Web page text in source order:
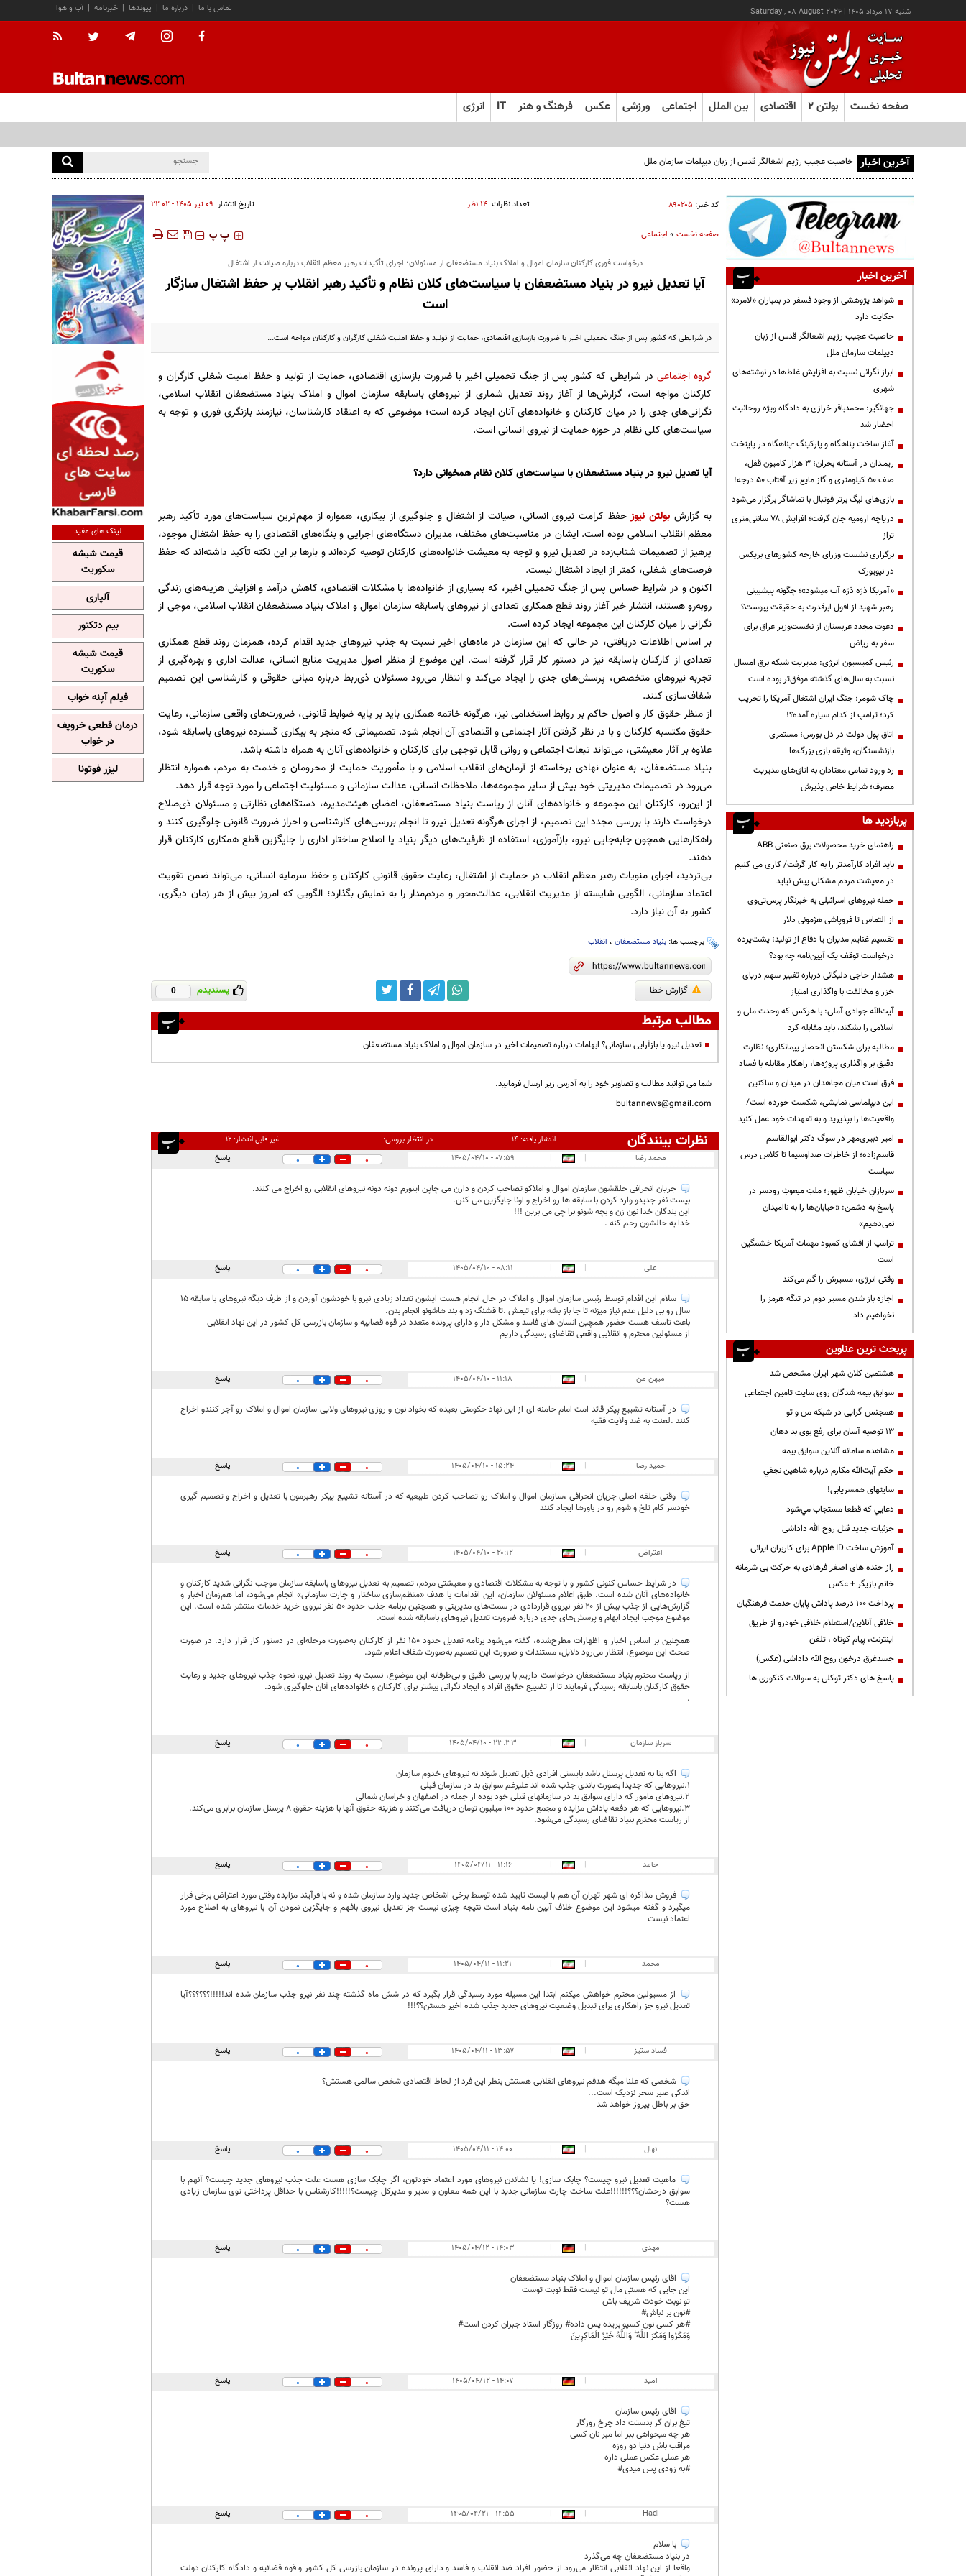
شنبه ۱۷ مرداد ۱۴۰۵ |
Saturday , 08 August 2026 آب و هوا | خبرنامه | پیوندها | درباره ما | تماس با ما
صفحه نخست بولتن ۲ اقتصادی بین الملل اجتماعی ورزشی عکس فرهنگ و هنر IT انرژی
آخرین اخبار خاصیت عجیب رژیم اشغالگر قدس از زبان دیپلمات سازمان ملل
کد خبر: ۸۹۰۲۰۵ تعداد نظرات: ۱۴ نظر تاریخ انتشار: ۰۹ تير ۱۴۰۵ - ۲۲:۰۲
صفحه نخست» اجتماعی ‍‍‍ پ پ
درخواست فوری کارکنان سازمان اموال و املاک بنیاد مستضعفان از مسئولان؛ اجرای تأکیدات رهبر معظم انقلاب درباره صیانت از اشتغال
آیا تعدیل نیرو در بنیاد مستضعفان با سیاست‌های کلان نظام و تأکید رهبر انقلاب بر حفظ اشتغال سازگار
است
در شرایطی که کشور پس از جنگ تحمیلی اخیر با ضرورت بازسازی اقتصادی، حمایت از تولید و حفظ امنیت شغلی کارگران و کارکنان مواجه است...
گروه اجتماعیدر شرایطی که کشور پس از جنگ تحمیلی اخیر با ضرورت بازسازی اقتصادی، حمایت از تولید و حفظ امنیت شغلی کارگران و
کارکنان مواجه است، گزارش‌ها از آغاز روند تعدیل شماری از نیروهای باسابقه سازمان اموال و املاک بنیاد مستضعفان انقلاب اسلامی،
نگرانی‌های جدی را در میان کارکنان و خانواده‌های آنان ایجاد کرده است؛ موضوعی که به اعتقاد کارشناسان، نیازمند بازنگری فوری و توجه به
سیاست‌های کلی نظام در حوزه حمایت از نیروی انسانی است.
آیا تعدیل نیرو در بنیاد مستضعفان با سیاست‌های کلان نظام همخوانی دارد؟
به گزارش بولتن نیوزحفظ کرامت نیروی انسانی، صیانت از اشتغال و جلوگیری از بیکاری، همواره از مهم‌ترین سیاست‌های مورد تأکید رهبر
معظم انقلاب اسلامی بوده است. ایشان در مناسبت‌های مختلف، مدیران دستگاه‌های اجرایی و بنگاه‌های اقتصادی را به حفظ اشتغال موجود،
پرهیز از تصمیمات شتاب‌زده در تعدیل نیرو و توجه به معیشت خانواده‌های کارکنان توصیه کرده‌اند و بارها بر این نکته تأکید داشته‌اند که حفظ
فرصت‌های شغلی، کمتر از ایجاد اشتغال نیست.
اکنون و در شرایط حساس پس از جنگ تحمیلی اخیر، که بسیاری از خانواده‌ها با مشکلات اقتصادی، کاهش درآمد و افزایش هزینه‌های زندگی
روبه‌رو هستند، انتشار خبر آغاز روند قطع همکاری تعدادی از نیروهای باسابقه سازمان اموال و املاک بنیاد مستضعفان انقلاب اسلامی، موجی از
نگرانی را میان کارکنان این مجموعه ایجاد کرده است.
بر اساس اطلاعات دریافتی، در حالی که این سازمان در ماه‌های اخیر نسبت به جذب نیروهای جدید اقدام کرده، همزمان روند قطع همکاری
تعدادی از کارکنان باسابقه نیز در دستور کار قرار گرفته است. این موضوع از منظر اصول مدیریت منابع انسانی، عدالت اداری و بهره‌گیری از
تجربه نیروهای متخصص، پرسش‌های جدی را ایجاد می‌کند و انتظار می‌رود مسئولان ذی‌ربط درباره مبانی حقوقی و کارشناسی این تصمیم
شفاف‌سازی کنند.
از منظر حقوق کار و اصول حاکم بر روابط استخدامی نیز، هرگونه خاتمه همکاری باید بر پایه ضوابط قانونی، ضرورت‌های واقعی سازمانی، رعایت
حقوق مکتسبه کارکنان و با در نظر گرفتن آثار اجتماعی و اقتصادی آن انجام شود. تصمیماتی که منجر به بیکاری گسترده نیروهای باسابقه شود،
علاوه بر آثار معیشتی، می‌تواند تبعات اجتماعی و روانی قابل توجهی برای کارکنان و خانواده‌های آنان به همراه داشته باشد.
بنیاد مستضعفان، به عنوان نهادی برخاسته از آرمان‌های انقلاب اسلامی و با مأموریت حمایت از محرومان و خدمت به مردم، همواره انتظار
می‌رود در تصمیمات مدیریتی خود بیش از سایر مجموعه‌ها، ملاحظات انسانی، عدالت سازمانی و مسئولیت اجتماعی را مورد توجه قرار دهد.
از این‌رو، کارکنان این مجموعه و خانواده‌های آنان از ریاست بنیاد مستضعفان، اعضای هیئت‌مدیره، دستگاه‌های نظارتی و مسئولان ذی‌صلاح
درخواست دارند با بررسی مجدد این تصمیم، از اجرای هرگونه تعدیل نیرو تا انجام بررسی‌های کارشناسی و احراز ضرورت قانونی جلوگیری کنند و
راهکارهایی همچون جابه‌جایی نیرو، بازآموزی، استفاده از ظرفیت‌های دیگر بنیاد یا اصلاح ساختار اداری را جایگزین قطع همکاری کارکنان قرار
دهند.
بی‌تردید، اجرای منویات رهبر معظم انقلاب در حمایت از اشتغال، رعایت حقوق قانونی کارکنان و حفظ سرمایه انسانی، می‌تواند ضمن تقویت
اعتماد سازمانی، الگویی شایسته از مدیریت انقلابی، عدالت‌محور و مردم‌مدار را به نمایش بگذارد؛ الگویی که امروز بیش از هر زمان دیگری،
کشور به آن نیاز دارد.
برچسب ها: بنیاد مستضعفان، انقلاب
گزارش خطا پسندیدم 0
مطالب مرتبط
تعدیل نیرو یا بازآرایی سازمانی؟ ابهامات درباره تصمیمات اخیر در سازمان اموال و املاک بنیاد مستضعفان
شما می توانید مطالب و تصاویر خود را به آدرس زیر ارسال فرمایید.
bultannews@gmail.com
نظرات بینندگان انتشار یافته:۱۴ در انتظار بررسی: غیر قابل انتشار:۱۲
محمد رضا |
| ۰۷:۵۹ - ۱۴۰۵/۰۴/۱۰ 0
0 پاسخ
جریان انحرافی حلقشون سازمان اموال و املاکو تصاحب کردن و دارن می چاپن اینورم دونه دونه نیروهای انقلابی رو اخراج می کنند.
بیست نفر جدیدو وارد کردن با سابقه ها رو اخراج و اونا جایگزین می کنن.
این بندگان خدا نون زن و بچه شونو برا چی می برین !!!
خدا به حالشون رحم کنه .
علی |
| ۰۸:۱۱ - ۱۴۰۵/۰۴/۱۰ 0
0 پاسخ
سلام این اقدام توسط رئیس سازمان اموال و املاک در حال انجام هست ایشون تعداد زیادی نیرو با خودشون آوردن و از طرف دیگه نیروهای با سابقه ۱۵
سال رو بی دلیل عدم نیاز میزنه تا جا باز بشه برای تیمش .تا قشنگ زد و بند هاشونو انجام بدن.
باعث تاسف هست حضور همچین انسان های فاسد و مشکل دار و دارای پرونده متعدد در قوه قضاییه و سازمان بازرسی کل کشور در این نهاد انقلابی
از مسئولین محترم و انقلابی واقعی تقاضای رسیدگی داریم
میهن من |
| ۱۱:۱۸ - ۱۴۰۵/۰۴/۱۰ 0
0 پاسخ
در آستانه تشییع پیکر قائد امت امام خامنه ای از این نهاد حکومتی بعیده که بخواد نون و روزی نیروهای ولایی سازمان اموال و املاک رو آجر کنندو اخراج
کنند .لعنت به ضد ولایت فقیه
حمید رضا |
| ۱۵:۲۴ - ۱۴۰۵/۰۴/۱۰ 0
0 پاسخ
وقتی حلقه اصلی جریان انحرافی ،سازمان اموال و املاک رو تصاحب کردن طبیعیه که در آستانه تشییع پیکر رهبرمون با تعدیل و اخراج و تصمیم گیری
خودسر کام تلخ و شوم رو در باورها ایجاد کنند
اعتراض |
| ۲۰:۱۲ - ۱۴۰۵/۰۴/۱۰ 0
0 پاسخ
در شرایط حساس کنونی کشور و با توجه به مشکلات اقتصادی و معیشتی مردم، تصمیم به تعدیل نیروهای باسابقه سازمان موجب نگرانی شدید کارکنان و
خانواده‌های آنان شده است. طبق اعلام مسئولان سازمان، این اقدامات با هدف «منظم‌سازی ساختار و چارت سازمانی» انجام می‌شود، اما هم‌زمان اخبار و
گزارش‌هایی از جذب بیش از ۲۰ نفر نیروی قراردادی در سمت‌های مدیریتی و همچنین برنامه جذب حدود ۵۰ نفر نیروی خرید خدمات منتشر شده است. این
موضوع موجب ایجاد ابهام و پرسش‌های جدی درباره ضرورت تعدیل نیروهای باسابقه شده است.
همچنین بر اساس اخبار و اظهارات مطرح‌شده، گفته می‌شود برنامه تعدیل حدود ۱۵۰ نفر از کارکنان به‌صورت مرحله‌ای در دستور کار قرار دارد. در صورت
صحت این موضوع، انتظار می‌رود دلایل، مستندات و ضرورت این تصمیم به‌صورت شفاف اعلام شود.
از ریاست محترم بنیاد مستضعفان درخواست داریم با بررسی دقیق و بی‌طرفانه این موضوع، نسبت به روند تعدیل نیرو، نحوه جذب نیروهای جدید و رعایت
حقوق کارکنان باسابقه رسیدگی فرمایند تا از تضییع حقوق افراد و ایجاد نگرانی بیشتر برای کارکنان و خانواده‌های آنان جلوگیری شود.
.
سرباز سازمان |
| ۲۳:۳۳ - ۱۴۰۵/۰۴/۱۰ 0
0 پاسخ
اگه بنا به تعدیل پرسنل باشد بایستی افرادی ذیل تعدیل شوند نه نیروهای خدوم سازمان
۱.نیروهایی که جدیدا بصورت باندی جذب شده اند علیرغم سوابق بد در سازمان قبلی
۲.نیروهای مامور که دارای سوابق بد در سازمانهای قبلی خود بوده از جمله در اصفهان و خراسان شمالی
۳.نیروهایی که هر دفعه پاداش مزایده و مجمع حدود ۱۰۰ میلیون تومان دریافت می‌کنند و هزینه حقوق آنها با هزینه حقوق ۸ پرسنل سازمان برابری می‌کند.
از ریاست محترم بنیاد تقاضای رسیدگی می‌شود.
حامد |
| ۱۱:۱۶ - ۱۴۰۵/۰۴/۱۱ 0
0 پاسخ
فروش مذاکره ای شهر تهران آن هم با لیست تایید شده توسط برخی اشخاص جدید وارد سازمان شده و نه با فرآیند مزایده وقتی مورد اعتراض برخی قرار
میگیرد و گفته میشود این موضوع خلاف آیین نامه بنیاد است نتیجه چیزی نیست جز تعدیل نیروی بافهم و جایگزین نمودن آن با نیروهای به اصلاح مورد
اعتماد نیست
محمد |
| ۱۱:۲۱ - ۱۴۰۵/۰۴/۱۱ 0
0 پاسخ
از مسیولین محترم خواهش میکنم ابتدا این مسیله مورد رسیدگی قرار بگیرد که در شش ماه گذشته چند نفر نیرو جذب سازمان شده اند!!!!!؟؟؟؟؟؟آیا
تعدیل نیرو جز راهکاری برای تبدیل وضعیت نیروهای جدید جذب شده اخیر هستن؟؟!!!
فساد ستیز |
| ۱۳:۵۷ - ۱۴۰۵/۰۴/۱۱ 0
0 پاسخ
شخصی که علنا میگه هدفم نیروهای انقلابی هستش بنظر این فرد از لحاظ اقتصادی شخص سالمی هستش؟
اندکی صبر سحر نزدیک است...
حق بر باطل پیروز خواهد شد
نهال |
| ۱۴:۰۰ - ۱۴۰۵/۰۴/۱۱ 0
0 پاسخ
ماهیت تعدیل نیرو چیست؟ چابک سازی! یا نشاندن نیروهای مورد اعتماد خودتون، اگر چابک سازی هست علت جذب نیروهای جدید چیست؟ آنهم با
سوابق درخشان؟؟؟!!!!!!علت ساخت چارت سازمانی جدید با این همه معاون و مدیر و مدیرکل چیست؟!!!!!کارشناس با حداقل پرداختی توی سازمان زیادی
هست؟
مهدی |
| ۱۴:۰۳ - ۱۴۰۵/۰۴/۱۲ 0
0 پاسخ
اقای رئیس سازمان اموال و املاک بنیاد مستضعفان
این جایی که هستی مال تو نیست فقط نوبت توست
تو نوبت خودت شریف باش
#نون بر نباش#
#هر کسی نون کسیو بریده پس داده# روزگار استاد جبران کردن است#
وَمَكَرُوا وَمَكَرَ اللَّهُ ۖ وَاللَّهُ خَيْرُ الْمَاكِرِينَ
امید |
| ۱۴:۰۷ - ۱۴۰۵/۰۴/۱۲ 0
0 پاسخ
اقای رئیس سازمان
تیغ بران گر بدستت داد چرخ روزگار
هر چه میخواهی ببر اما مبر نان کسی
مراقب باش دنیا دو روزه
هر عملی عکس عملی داره
#به زودی پس میدی#
Hadi
|
| ۱۴:۵۵ - ۱۴۰۵/۰۴/۲۱ 0
0 پاسخ
با سلام
در بنیاد مستضعفان چه می‌گذرد
واقعا از این نهاد انقلابی انتظار می‌رود از حضور افراد ضد انقلاب و فاسد و دارای پرونده در سازمان بازرسی کل کشور و قوه قضائیه و دادگاه کارکنان دولت
آخرین اخبار
شواهد پژوهشی از وجود فسفر در بمباران «لامرد»
حکایت دارد
خاصیت عجیب رژیم اشغالگر قدس از زبان
دیپلمات سازمان ملل
ابراز نگرانی نسبت به افزایش غلط‌ها در نوشته‌های
شهری
جهانگیر: محمدباقر خرازی به دادگاه ویژه روحانیت
احضار شد
آغاز ساخت پناهگاه و پارکینگ -پناهگاه در پایتخت
ریمـدان در آستانه بحران؛ ۳ هزار کامیون قفل،
صف ۵۰ کیلومتری و گاز مایع زیر آفتاب ۵۰ درجه!
بازی‌های لیگ برتر فوتبال با تماشاگر برگزار می‌شود
دریاچه ارومیه جان گرفت؛ افزایش ۷۸ سانتی‌متری
تراز
برگزاری نشست وزرای خارجه کشورهای بریکس
در نیویورک
«آمریکا ذرّه ذرّه آب میشود»؛ چگونه پیشبینی
رهبر شهید از افول ابرقدرت به حقیقت پیوست؟
دعوت مجدد عربستان از نخست‌وزیر عراق برای
سفر به ریاض
رئیس کمیسیون انرژی: مدیریت شبکه برق امسال
نسبت به سال‌های گذشته موفق‌تر بوده است
چاک شومر: جنگ ایران اشتغال آمریکا را تخریب
کرد؛ ترامپ از کدام سیاره آمده؟!
اتاق پول دولت در دل بورس؛ مستمری
بازنشستگان، وثیقه بازی بزرگ‌ها
رد ورود تمامی معتادان به اتاق‌های مدیریت
مصرف؛ شرایط خاص پذیرش
پربازدید ها
راهنمای خرید محصولات برق صنعتی ABB
باید افراد کارآمدتر را به کار گرفت/ کاری می کنیم
در معیشت مردم مشکلی پیش نیاید
حمله نیروهای اسرائیلی به خبرنگار پرس‌تی‌وی
از التماس تا فروپاشی هژمونی دلار
تقسیم غنایم مدیران یا دفاع از تولید؛ پشت‌پرده
درخواست توقف یک آیین‌نامه چه بود؟
هشدار حاجی دلیگانی درباره تغییر سهم دریای
خزر و مخالفت با واگذاری امتیاز
آیت‌الله جوادی آملی: با هرکس که وحدت ملی و
اسلامی را بشکند، باید مقابله کرد
مطالبه برای شکستن انحصار پیمانکاری؛ نظارت
دقیق بر واگذاری پروژه‌ها، راهکار مقابله با فساد
فرق است میان مجاهدان در میدان و ساکتین
این دیپلماسی نمایشی، شکست خورده است/
واقعیت‌ها را بپذیرید و به تعهدات خود عمل کنید
امیر دبیری‌مهر در سوگ دکتر ابوالقاسم
قاسم‌زاده؛ از خاطرات صداوسیما تا کلاس درس
سیاست
سربازانِ خیابانِ ظهور؛ ملتِ مبعوثِ رودسر در
پاسخ به دشمن: «خیابان‌ها را به ناامیدان
نمی‌دهیم»
ترامپ از افشای کمبود مهمات آمریکا خشمگین
است
وقتی انرژی، مسیرش را گم می‌کند
اجازه باز شدن مسیر دوم در تنگه هرمز را
نخواهیم داد
پربحث ترین عناوین
هشتمین کلان شهر ایران مشخص شد
سوابق بیمه شدگان روی سایت تامین اجتماعی
همجنس گرایی در شبکه من و تو
13 توصیه آسان برای رفع بوی بد دهان
مشاهده سامانه آنلاين سوابق بیمه
حكم آيت‌الله مكارم درباره شاهين نجفي
سایتهای همسریابی!
دعايي كه قطعا مستجاب مي‌شود
جزئیات جدید قتل روح الله داداشی
آموزش ساخت Apple ID برای کاربران ایرانی
راز خنده های اصغر فرهادی به حرکت بی شرمانه
خانم بازیگر + عکس
پرداخت ۱۰۰ درصد پاداش پایان خدمت فرهنگیان
خلافی آنلاین/استعلام خلافی خودرو از طریق
اینترنت، پیام کوتاه ، تلفن
جسدغرق درخون روح الله داداشی (عکس)
پاسخ های دکتر توکلی به سوالات کنکوری ها
لینک های مفید
قیمت شیشه
سکوریت
آلپاری
بیم دتکتور
قیمت شیشه
سکوریت
فیلم آپنه خواب
درمان قطعی خروپف
در خواب
لیزر فوتونا